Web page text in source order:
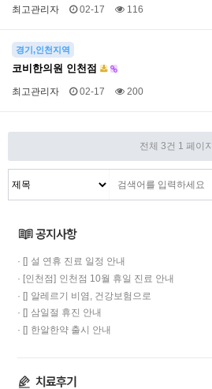
최고관리자 02-17 116
경기,인천지역
코비한의원 인천점
최고관리자 02-17 200
전체 3건 1 페이지
· [] 설 연휴 진료 일정 안내
· [인천점] 인천점 10월 휴일 진료 안내
· [] 알레르기 비염, 건강보험으로
치료하고 비용…
· [] 삼일절 휴진 안내
· [] 한알한약 출시 안내